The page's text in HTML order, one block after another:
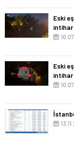
Eski
Eski